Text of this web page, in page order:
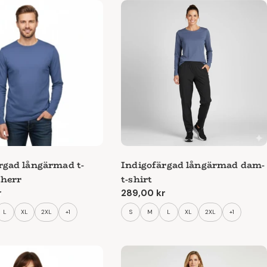
långärmad t-
L XL 2XL +1
Indigofärgad långärmad dam-
t-shirt
Ordinarie
pris
289,00 kr
S M L XL 2XL +1